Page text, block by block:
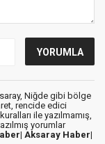
Niğde gibi bölge
rencide edici
ile yazılmamış,
yorumlar
Aksaray Haber|